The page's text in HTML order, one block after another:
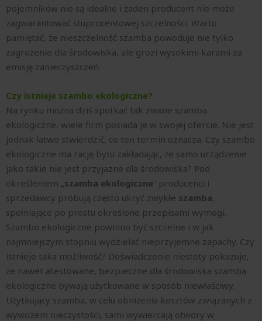
pojemników nie są idealne i żaden producent nie może
zagwarantować stuprocentowej szczelności. Warto
pamiętać, że nieszczelność szamba powoduje nie tylko
zagrożenie dla środowiska, ale grozi wysokimi karami za
emisję zanieczyszczeń.
Czy istnieje szambo ekologiczne?
Na rynku można dziś spotkać tak zwane szamba
ekologiczne, wiele firm posiada je w swojej ofercie. Nie jest
jednak łatwo stwierdzić, co ten termin oznacza. Czy szambo
ekologiczne ma rację bytu zakładając, że samo urządzenie
jako takie nie jest przyjazne dla środowiska? Pod
określeniem „szamba ekologiczne” producenci i
sprzedawcy próbują często ukryć zwykłe szamba,
spełniające po prostu określone przepisami wymogi.
Szambo ekologiczne powinno być szczelne i w jak
najmniejszym stopniu wydzielać nieprzyjemne zapachy. Czy
istnieje taka możliwość? Doświadczenie niestety pokazuje,
że nawet atestowane, bezpieczne dla środowiska szamba
ekologiczne bywają użytkowane w sposób niewłaściwy.
Użytkujący szamba, w celu obniżenia kosztów związanych z
wywozem nieczystości, sami wywiercają otwory w